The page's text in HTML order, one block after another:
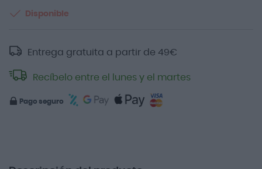
Disponible
Entrega gratuita a partir de 49€
Recíbelo entre el lunes y el martes
Pago seguro